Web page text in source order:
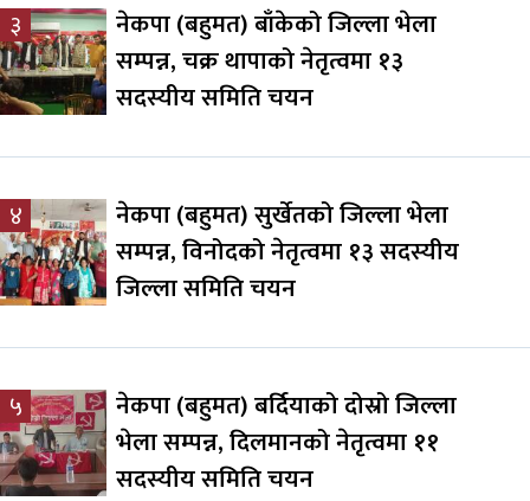
३
नेकपा (बहुमत) बाँकेको जिल्ला भेला
सम्पन्न, चक्र थापाको नेतृत्वमा १३
सदस्यीय समिति चयन
४
नेकपा (बहुमत) सुर्खेतको जिल्ला भेला
सम्पन्न, विनोदको नेतृत्वमा १३ सदस्यीय
जिल्ला समिति चयन
५
नेकपा (बहुमत) बर्दियाको दोस्रो जिल्ला
भेला सम्पन्न, दिलमानको नेतृत्वमा ११
सदस्यीय समिति चयन